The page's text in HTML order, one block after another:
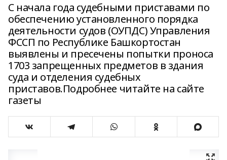
С начала года судебными приставами по
обеспечению установленного порядка
деятельности судов (ОУПДС) Управления
ФССП по Республике Башкортостан
выявлены и пресечены попытки проноса
1703 запрещенных предметов в здания
суда и отделения судебных
приставов.Подробнее читайте на сайте
газеты